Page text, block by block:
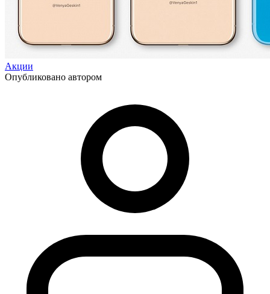
Акции
Опубликовано автором